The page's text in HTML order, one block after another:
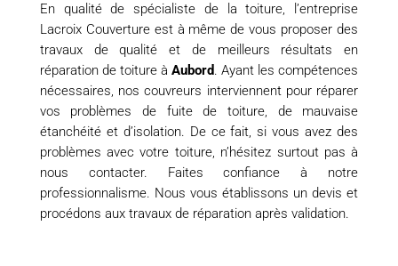
En qualité de spécialiste de la toiture, l’entreprise
Lacroix Couverture est à même de vous proposer des
travaux de qualité et de meilleurs résultats en
réparation de toiture àAubord. Ayant les compétences
nécessaires, nos couvreurs interviennent pour réparer
vos problèmes de fuite de toiture, de mauvaise
étanchéité et d’isolation. De ce fait, si vous avez des
problèmes avec votre toiture, n’hésitez surtout pas à
nous contacter. Faites confiance à notre
professionnalisme. Nous vous établissons un devis et
procédons aux travaux de réparation après validation.